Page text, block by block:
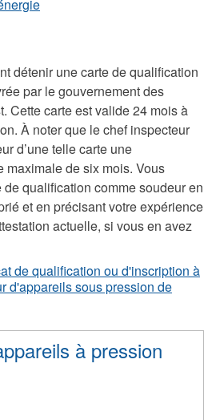
détenir une carte de qualification
par le gouvernement des
Cette carte est valide 24 mois à
À noter que le chef inspecteur
d’une telle carte une
maximale de six mois. Vous
qualification comme soudeur en
et en précisant votre expérience
actuelle, si vous en avez
de qualification ou d'inscription à
d'appareils sous pression de
à pression